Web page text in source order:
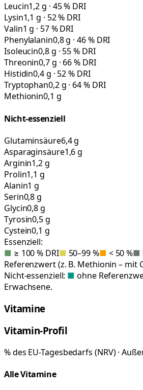
Leucin1,2 g · 45 % DRI
Lysin1,1 g · 52 % DRI
Valin1 g · 57 % DRI
Phenylalanin0,8 g · 46 % DRI
Isoleucin0,8 g · 55 % DRI
Threonin0,7 g · 66 % DRI
Histidin0,4 g · 52 % DRI
Tryptophan0,2 g · 64 % DRI
Methionin0,1 g
Nicht-essenziell
Glutaminsäure6,4 g
Asparaginsäure1,6 g
Arginin1,2 g
Prolin1,1 g
Alanin1 g
Serin0,8 g
Glycin0,8 g
Tyrosin0,5 g
Cystein0,1 g
Essenziell:
■ ≥ 100 % DRI■ 50–99 %■ < 50 %■
Referenzwert (z. B. Methionin – mit
Nicht-essenziell: ■ ohne
Erwachsene.
Vitamine
Vitamin-Profil
% des EU-Tagesbedarfs (NRV) ·
Alle Vitamine